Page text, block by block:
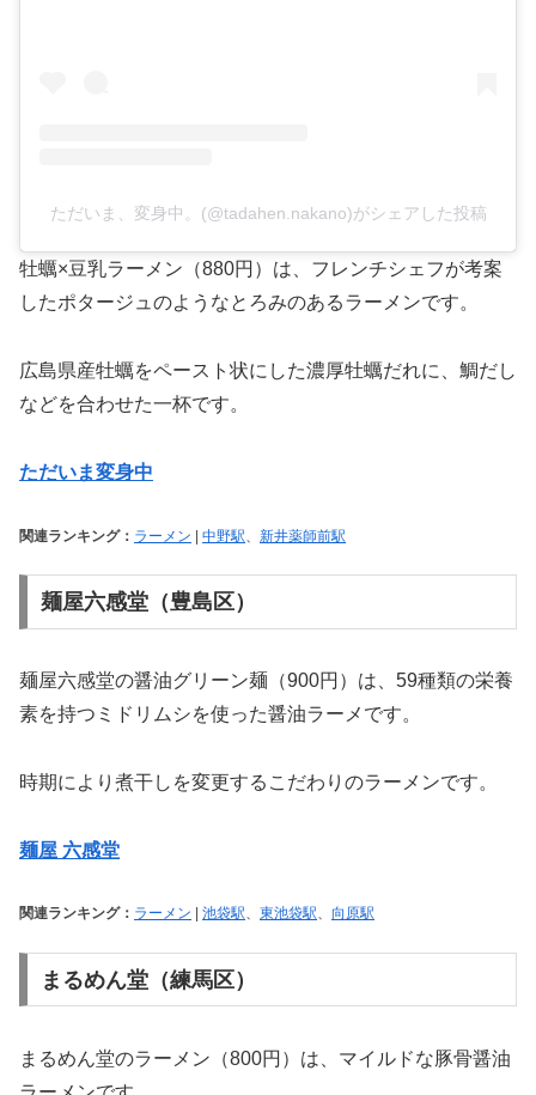
ただいま、変身中。(@tadahen.nakano)がシェアした投稿
牡蠣×豆乳ラーメン（880円）は、フレンチシェフが考案
したポタージュのようなとろみのあるラーメンです。
広島県産牡蠣をペースト状にした濃厚牡蠣だれに、鯛だし
などを合わせた一杯です。
ただいま変身中
関連ランキング： ラーメン | 中野駅 新井薬師前駅
麺屋六感堂（豊島区）
麺屋六感堂の醤油グリーン麺（900円）は、59種類の栄養
素を持つミドリムシを使った醤油ラーメです。
時期により煮干しを変更するこだわりのラーメンです。
麺屋 六感堂
関連ランキング： ラーメン 池袋駅、 東池袋駅、 向原駅
まるめん堂（練馬区）
まるめん堂のラーメン（800円）は、マイルドな豚骨醤油